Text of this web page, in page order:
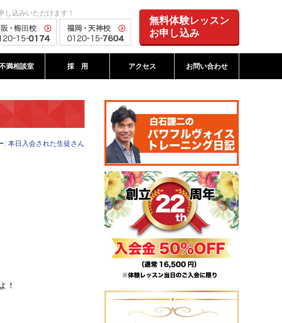
し込みいただけます！
無料体験レッスン
お申し込み
満相談室 採 用 アクセス お問い合わせ
: 本日入会された生徒さん
！